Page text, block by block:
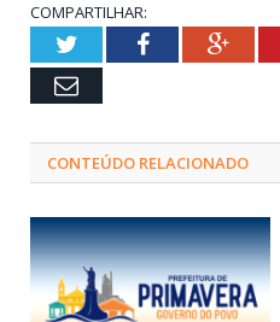
COMPARTILHAR:
TwitterFacebook
Email
CONTEÚDO RELACIONADO